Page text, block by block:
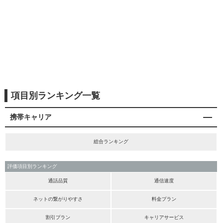
項目別ランキング一覧
携帯キャリア
総合ランキング
評価項目別ランキング
通話品質 通信速度
ネットの繋がりやすさ 料金プラン
割引プラン キャリアサービス